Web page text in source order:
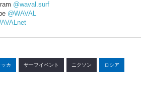
@waval.surf
@WAVAL
カ サーフイベント ニクソン ロシア